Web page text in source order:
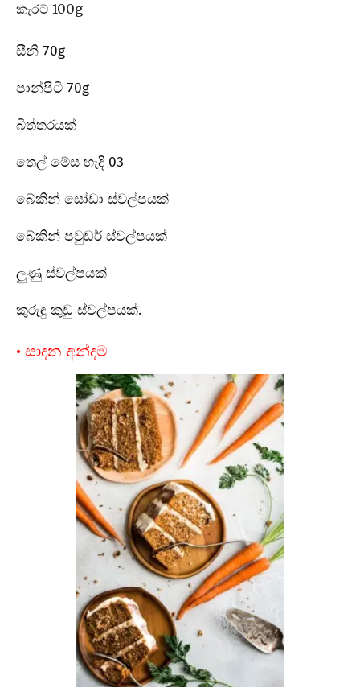
කැරට් 100g
සීනි 70g
පාන්පිටි 70g
බිත්තරයක්
තෙල් මේස හැදි 03
බේකින් සෝඩා ස්වල්පයක්
බේකින් පවුඩර් ස්වල්පයක්
ලුණු ස්වල්පයක්
කුරුඳු කුඩු ස්වල්පයක්.
• සාදන අන්දම